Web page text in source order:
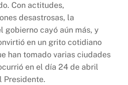
Con actitudes,
desastrosas, la
gobierno cayó aún más, y
en un grito cotidiano
han tomado varias ciudades
en el día 24 de abril
Presidente.